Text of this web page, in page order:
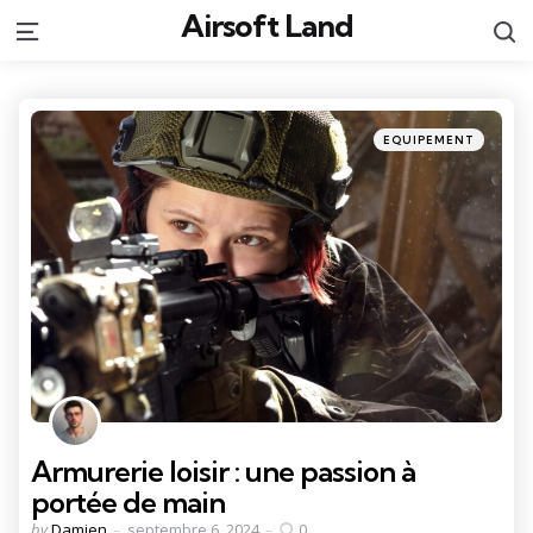
Menu Airsoft Land
Categories
Posted
in
EQUIPEMENT
Armurerie loisir : une passion à
portée de main
Posted